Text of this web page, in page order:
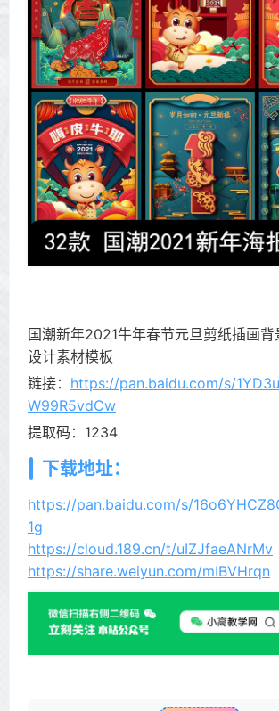
国潮新年2021牛年春节元旦剪纸插画
设计素材模板
链接： https://pan.baidu.com/s/
W99R5vdCw
提取码：1234
下载地址：
https://pan.baidu.com/s/
1g
https://cloud.189.cn/t/uIZJfaeANrMv
https://share.weiyun.com/mIBVHrqn